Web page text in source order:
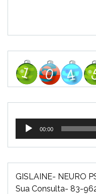
Tocador
áudio
00:00
GISLAINE- NEURO
Sua Consulta- 83-